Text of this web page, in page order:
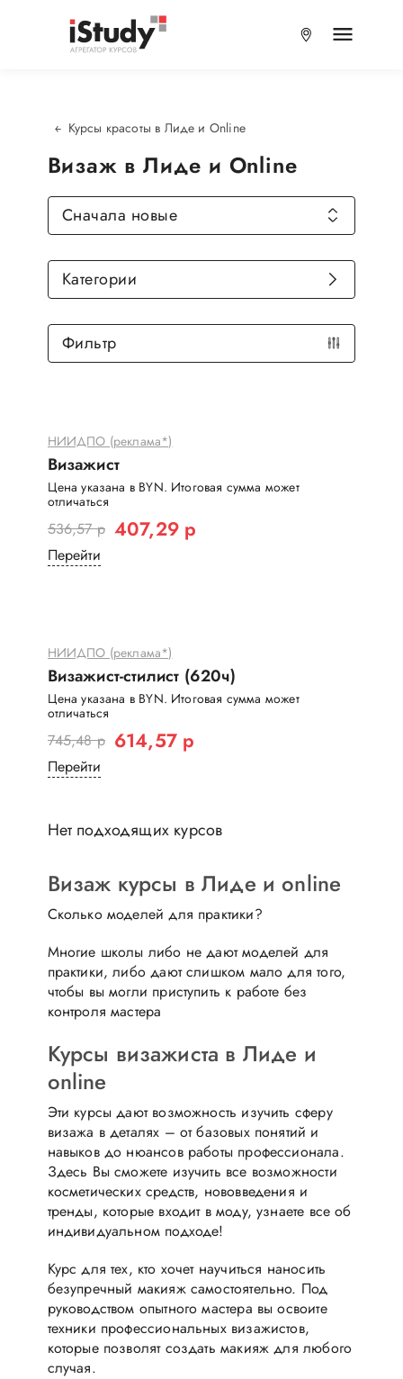
Курсы красоты в Лиде и Online
Визаж в Лиде и Online
НИИДПО (реклама*)
Визажист
Цена указана в BYN. Итоговая сумма может
отличаться
536,57 р 407,29 р
Перейти
НИИДПО (реклама*)
Визажист-стилист (620ч)
Цена указана в BYN. Итоговая сумма может
отличаться
745,48 р 614,57 р
Перейти
Нет подходящих курсов
Визаж курсы в Лиде и online
Сколько моделей для практики?
Многие школы либо не дают моделей для
практики, либо дают слишком мало для того,
чтобы вы могли приступить к работе без
контроля мастера
Курсы визажиста в Лиде и
online
Эти курсы дают возможность изучить сферу
визажа в деталях – от базовых понятий и
навыков до нюансов работы профессионала.
Здесь Вы сможете изучить все возможности
косметических средств, нововведения и
тренды, которые входит в моду, узнаете все об
индивидуальном подходе!
Курс для тех, кто хочет научиться наносить
безупречный макияж самостоятельно. Под
руководством опытного мастера вы освоите
техники профессиональных визажистов,
которые позволят создать макияж для любого
случая.
Сначала новые
Категории
Фильтр